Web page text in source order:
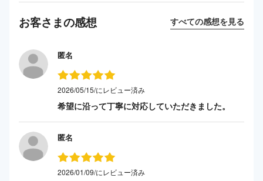
お客さまの感想 すべての感想を見る
匿名
2026/05/15/にレビュー済み
希望に沿って丁寧に対応していただきました。
匿名
2026/01/09/にレビュー済み